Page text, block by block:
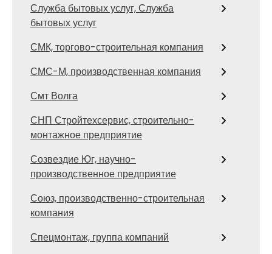
Служба бытовых услуг, Служба
бытовых услуг
СМК, торгово-строительная компания
СМС-М, производственная компания
Смт Волга
СНП Стройтехсервис, строительно-
монтажное предприятие
Созвездие Юг, научно-
производственное предприятие
Союз, производственно-строительная
компания
Спецмонтаж, группа компаний